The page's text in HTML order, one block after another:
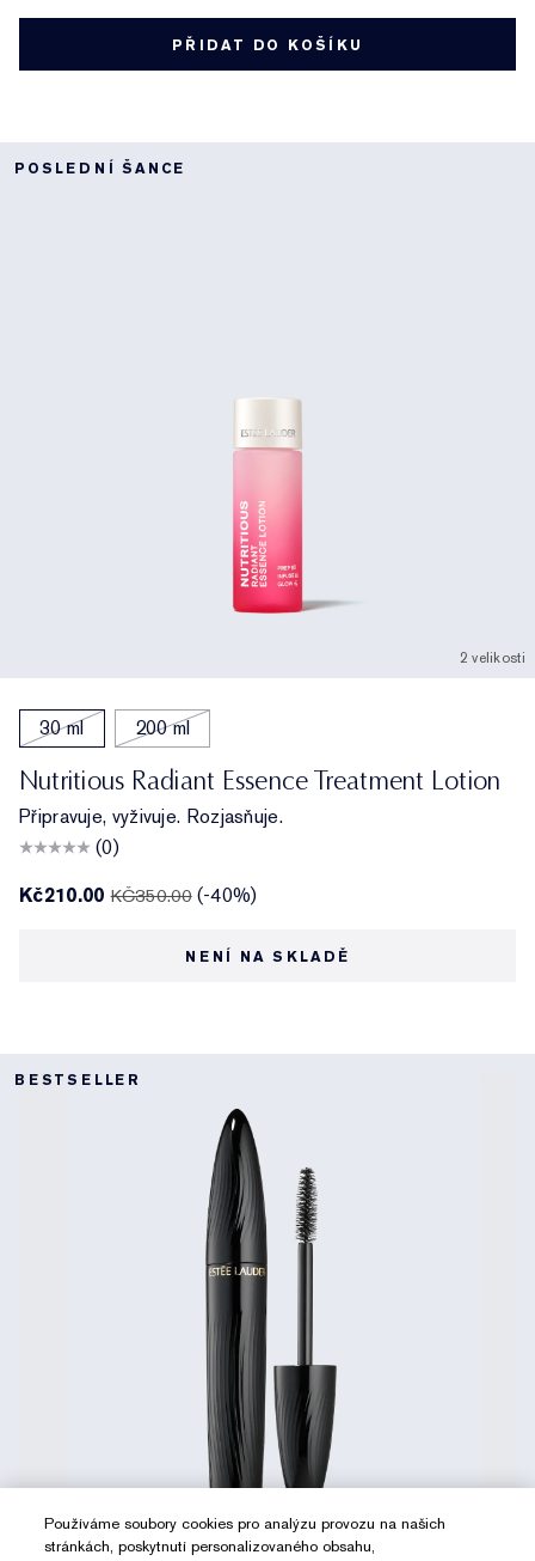
PŘIDAT DO KOŠÍKU
POSLEDNÍ ŠANCE
2 velikosti
30 ml 200 ml
Nutritious Radiant Essence Treatment Lotion
Připravuje, vyživuje. Rozjasňuje.
(0)
Kč210.00KČ350.00 (-40%)
NENÍ NA SKLADĚ
BESTSELLER
Používáme soubory cookies pro analýzu provozu na našich
stránkách, poskytnutí personalizovaného obsahu,